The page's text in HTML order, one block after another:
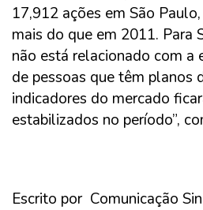
17,912 ações em São
mais do que em 2011. Para
não está relacionado com a
de pessoas que têm planos
indicadores do mercado
estabilizados no período”,
Escrito por Comunicação